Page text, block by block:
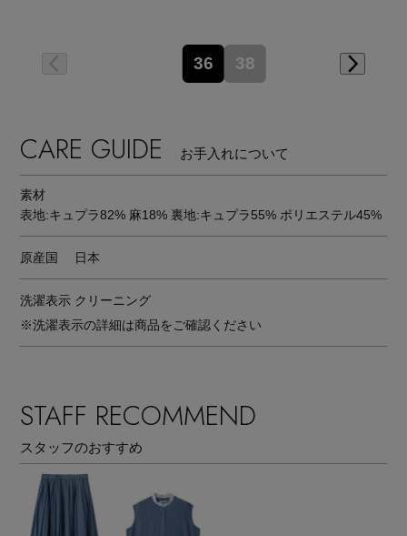
36 38
CARE GUIDE お手入れについて
素材
表地:キュプラ82% 麻18% 裏地:キュプラ55% ポリエステル45%
原産国 日本
洗濯表示 クリーニング
※洗濯表示の詳細は商品をご確認ください
STAFF RECOMMEND
スタッフのおすすめ